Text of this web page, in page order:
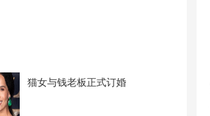
猫女与钱老板正式订婚